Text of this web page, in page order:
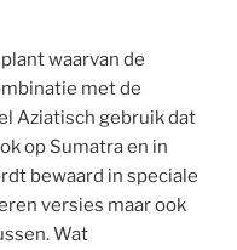
waarvan de
met de
Aziatisch gebruik dat
op Sumatra en in
bewaard in speciale
versies maar ook
Wat